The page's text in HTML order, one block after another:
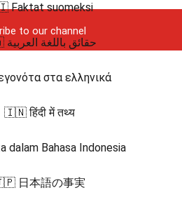
to our channel
Faktat suomeksi
🇸🇦 حقائق باللغة العربية
στα ελληνικά
🇮🇳 हिंदी में तथ्य
Bahasa Indonesia
日本語の事実